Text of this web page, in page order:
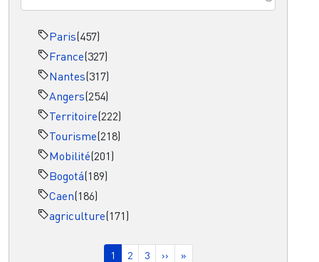
Paris(457)
France(327)
Nantes(317)
Angers(254)
Territoire(222)
Tourisme(218)
Mobilité(201)
Bogotá(189)
Caen(186)
agriculture(171)
Page courante
1 Page
2 Page
3 Page suivante
›› Dernière page
»